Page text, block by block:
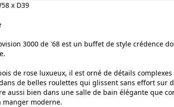
x D39
3000 de '68 est un buffet de style crédence
de rose luxueux, il est orné de détails
de belles roulettes qui glissent sans effort sur
aussi bien dans une salle de bain élégante que
manger moderne.